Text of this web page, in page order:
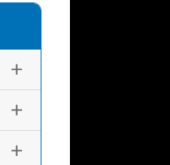


